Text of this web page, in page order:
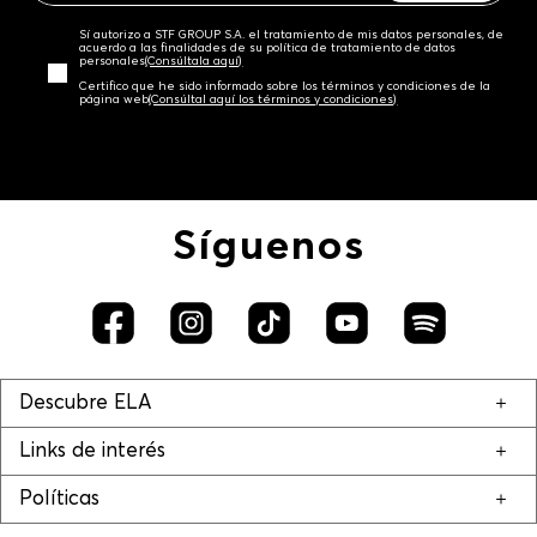
Sí autorizo a STF GROUP S.A. el tratamiento de mis datos personales, de
acuerdo a las finalidades de su política de tratamiento de datos
personales‎(Consúltala aquí)
Certifico que he sido informado sobre los términos y condiciones de la
página web‎(Consúltal aquí los términos y condiciones)
Síguenos
Descubre ELA
Links de interés
Políticas